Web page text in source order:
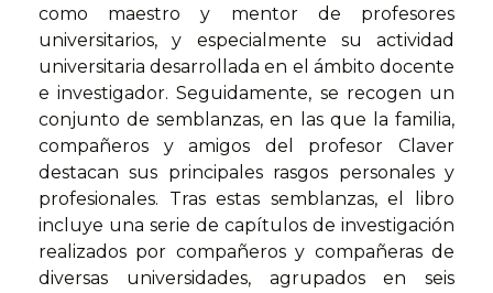
como maestro y mentor de profesores
universitarios, y especialmente su actividad
universitaria desarrollada en el ámbito docente
e investigador. Seguidamente, se recogen un
conjunto de semblanzas, en las que la familia,
compañeros y amigos del profesor Claver
destacan sus principales rasgos personales y
profesionales. Tras estas semblanzas, el libro
incluye una serie de capítulos de investigación
realizados por compañeros y compañeras de
diversas universidades, agrupados en seis